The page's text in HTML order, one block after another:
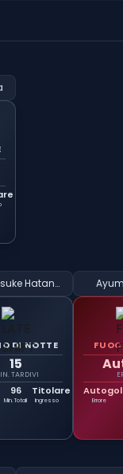
Shinnosuke Hatanaka
DI NOTTE
15
TARDIVI
96
Min. Totali
Titolare
Ingresso
Autogol
Errore